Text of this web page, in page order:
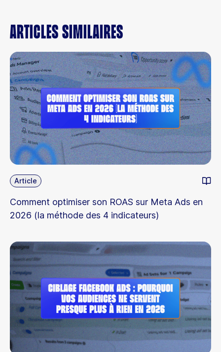
Articles similaires
Article
Comment optimiser son ROAS sur Meta Ads en
2026 (la méthode des 4 indicateurs)